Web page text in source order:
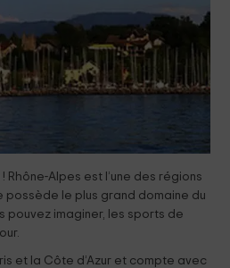
Rhône-Alpes est l’une des régions
possède le plus grand domaine du
pouvez imaginer, les sports de
et la Côte d’Azur et compte avec